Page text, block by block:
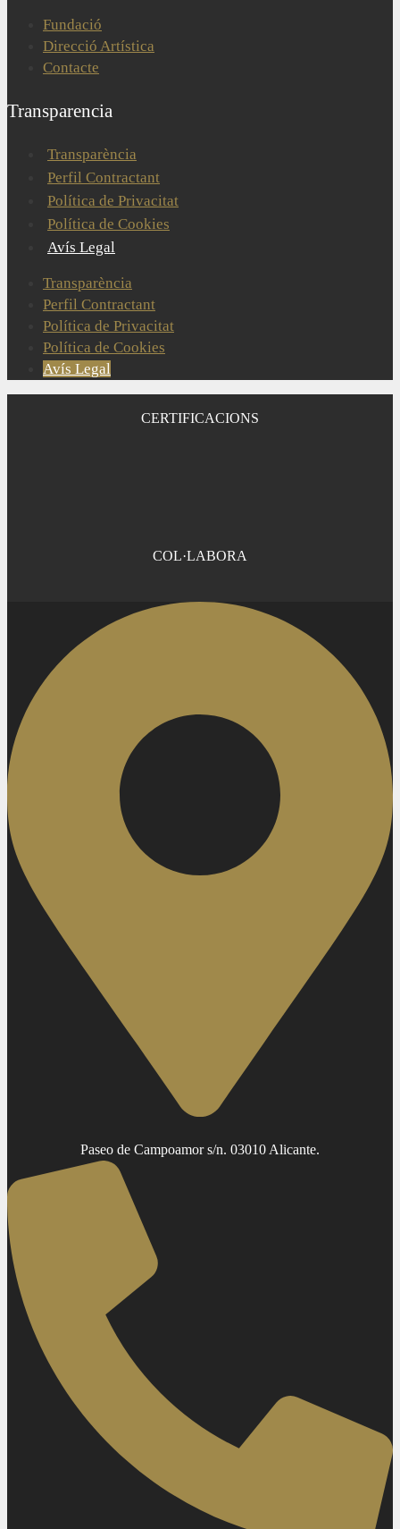
Fundació
Direcció Artística
Contacte
Transparencia
Transparència
Perfil Contractant
Política de Privacitat
Política de Cookies
Avís Legal
Transparència
Perfil Contractant
Política de Privacitat
Política de Cookies
Avís Legal
CERTIFICACIONS
COL·LABORA
Paseo de Campoamor s/n. 03010 Alicante.